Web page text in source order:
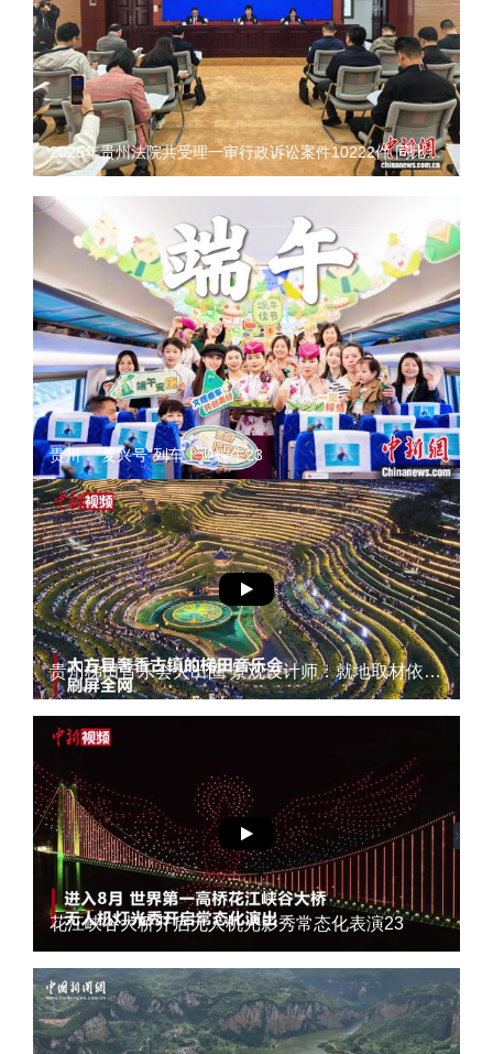
2025年贵州法院共受理一审行政诉讼案件10222件 同比上升18.2%23
贵州：“复兴号”列车上迎端午23
贵州梯田音乐会火出圈 景观设计师：就地取材依山就势1
花江峡谷大桥开启无人机光影秀常态化表演23